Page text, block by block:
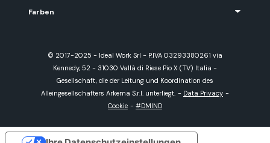
Farben
© 2017-2025 - Ideal Work Srl - P.IVA 03293380261 via
Kennedy, 52 - 31030 Vallà di Riese Pio X (TV) Italia -
Gesellschaft, die der Leitung und Koordination des
Alleingesellschafters Arkema S.r.l. unterliegt. - Data Privacy -
Cookie - #DMIND